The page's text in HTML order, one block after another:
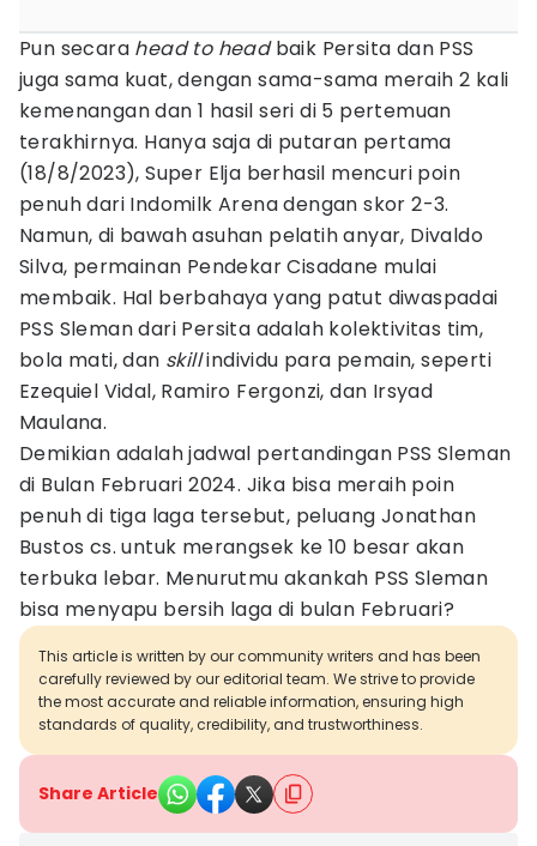
Pun secara head to headbaik Persita dan PSS
juga sama kuat, dengan sama-sama meraih 2 kali
kemenangan dan 1 hasil seri di 5 pertemuan
terakhirnya. Hanya saja di putaran pertama
(18/8/2023), Super Elja berhasil mencuri poin
penuh dari Indomilk Arena dengan skor 2-3.
Namun, di bawah asuhan pelatih anyar, Divaldo
Silva, permainan Pendekar Cisadane mulai
membaik. Hal berbahaya yang patut diwaspadai
PSS Sleman dari Persita adalah kolektivitas tim,
bola mati, dan skillindividu para pemain, seperti
Ezequiel Vidal, Ramiro Fergonzi, dan Irsyad
Maulana.
Demikian adalah jadwal pertandingan PSS Sleman
di Bulan Februari 2024. Jika bisa meraih poin
penuh di tiga laga tersebut, peluang Jonathan
Bustos cs. untuk merangsek ke 10 besar akan
terbuka lebar. Menurutmu akankah PSS Sleman
bisa menyapu bersih laga di bulan Februari?
This article is written by our community writers and has been
carefully reviewed by our editorial team. We strive to provide
the most accurate and reliable information, ensuring high
standards of quality, credibility, and trustworthiness.
Share Article